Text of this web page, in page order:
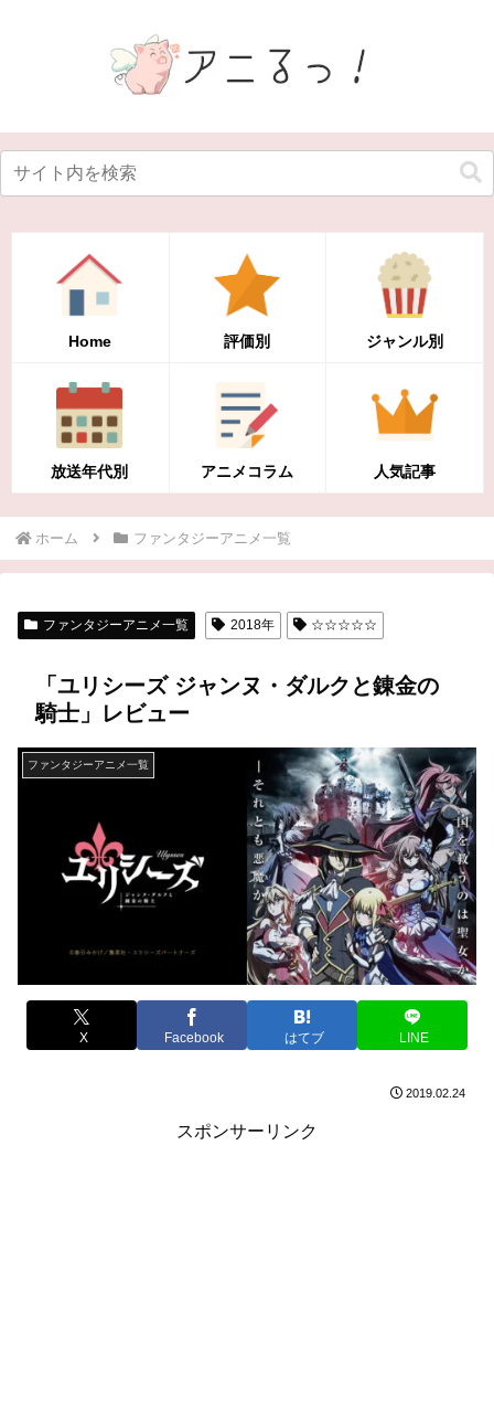
Home 評価別 ジャンル別
放送年代別 アニメコラム 人気記事
ホーム ファンタジーアニメ一覧
ファンタジーアニメ一覧 2018年 ☆☆☆☆☆
「ユリシーズ ジャンヌ・ダルクと錬金の
騎士」レビュー
ファンタジーアニメ一覧
X Facebook はてブ LINE
2019.02.24
スポンサーリンク